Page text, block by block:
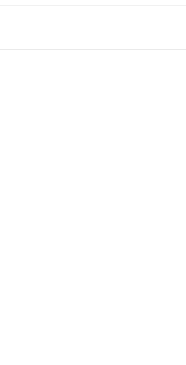
Sie Ihre Dusche mit dem
PARFUM [DUFTSTOFF],